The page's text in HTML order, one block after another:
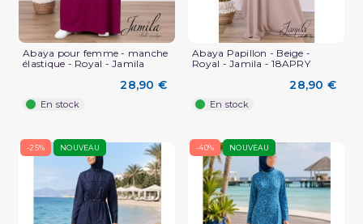
Abaya pour femme - manche
élastique - Royal - Jamila
28,90 €
En stock
Abaya Papillon - Beige -
Royal - Jamila - 18APRY
28,90 €
En stock
-25% NOUVEAU -40% NOUVEAU